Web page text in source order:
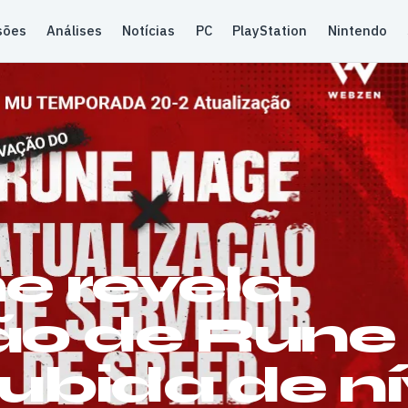
Análises Notícias PC PlayStation Nintendo
revela
de Rune
de